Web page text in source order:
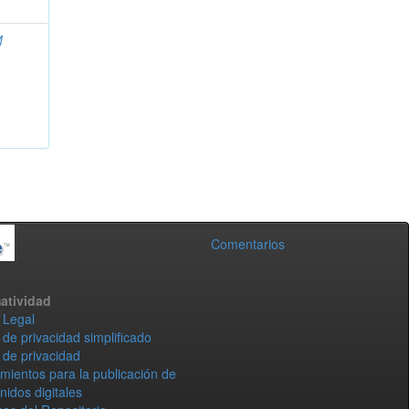
Comentarios
privacidad simplificado
privacidad
para la publicación de
digitales